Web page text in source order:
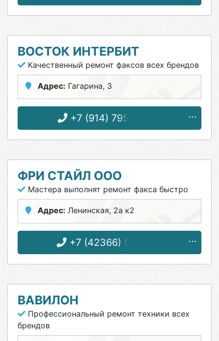
ВОСТОК ИНТЕРБИТ
Качественный ремонт факсов всех брендов
Адрес: Гагарина, 3
+7 (914) 795-45-09
ФРИ СТАЙЛ ООО
Мастера выполнят ремонт факса быстро
Адрес: Ленинская, 2а к2
+7 (42366) 5-58-54
ВАВИЛОН
Профессиональный ремонт техники всех
брендов